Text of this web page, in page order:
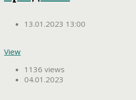
13.01.2023 13:00
View
1136 views
04.01.2023